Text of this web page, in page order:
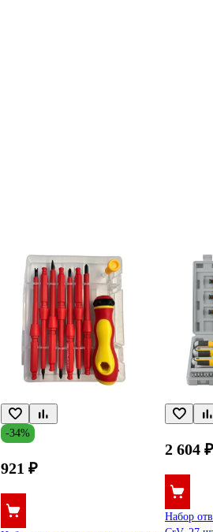
-34%
921 ₽
2 604 ₽
Набор